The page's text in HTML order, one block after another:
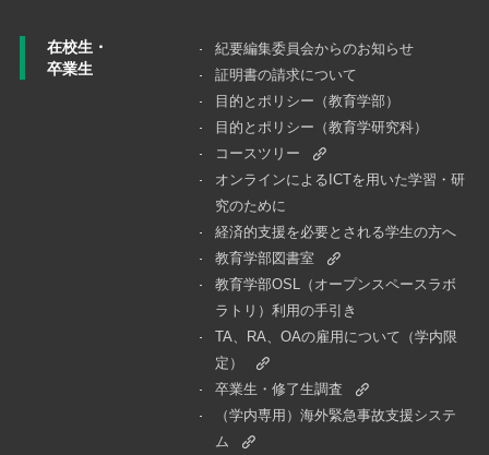
在校生・
卒業生
紀要編集委員会からのお知らせ
証明書の請求について
目的とポリシー（教育学部）
目的とポリシー（教育学研究科）
コースツリー
オンラインによるICTを用いた学習・研
究のために
経済的支援を必要とされる学生の方へ
教育学部図書室
教育学部OSL（オープンスペースラボ
ラトリ）利用の手引き
TA、RA、OAの雇用について（学内限
定）
卒業生・修了生調査
（学内専用）海外緊急事故支援システ
ム